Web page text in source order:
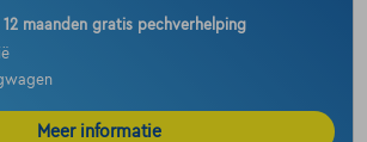
maanden gratis pechverhelping
Meer informatie